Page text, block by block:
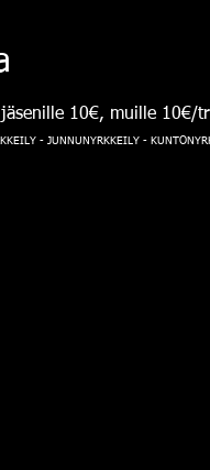
10€, muille 10€/
- JUNNUNYRKKEILY -